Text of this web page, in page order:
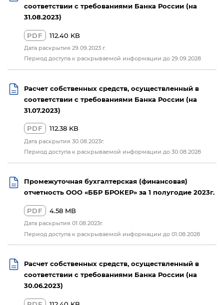
соответствии с требованиями Банка России (на
31.08.2023)
PDF 112.40 KB
Дата раскрытия 29.09.2023 г.
Период доступа к раскрываемой информации до 29.09.2028
Расчет собственных средств, осуществленный в
соответствии с требованиями Банка России (на
31.07.2023)
PDF 112.38 KB
Дата раскрытия 30.08.2023г.
Период доступа к раскрываемой информации до 30.08.2028
Промежуточная бухгалтерская (финансовая)
отчетность ООО «ББР БРОКЕР» за 1 полугодие 2023г.
PDF 4.58 MB
Дата раскрытия 01.08.2023г.
Период доступа к раскрываемой информации до 01.08.2028
Расчет собственных средств, осуществленный в
соответствии с требованиями Банка России (на
30.06.2023)